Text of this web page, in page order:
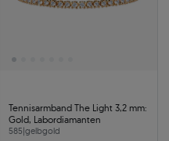
Tennisarmband The Light 3,2 mm:
Gold, Labordiamanten
585|gelbgold